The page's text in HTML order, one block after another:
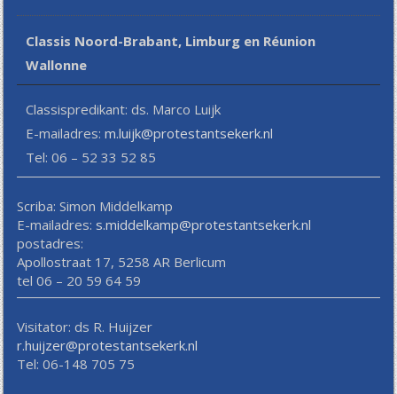
Classis Noord-Brabant, Limburg en Réunion
Wallonne
Classispredikant: ds. Marco Luijk
E-mailadres:m.luijk@protestantsekerk.nl
Tel: 06 – 52 33 52 85
Scriba: Simon Middelkamp
E-mailadres: s.middelkamp@protestantsekerk.nl
postadres:
Apollostraat 17, 5258 AR Berlicum
tel 06 – 20 59 64 59
Visitator: ds R. Huijzer
r.huijzer@protestantsekerk.nl
Tel: 06-148 705 75